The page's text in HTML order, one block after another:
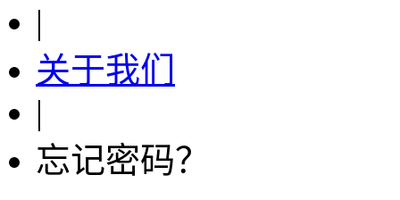
|
关于我们
|
忘记密码？